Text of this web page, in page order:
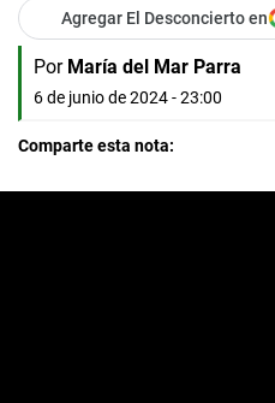
Agregar El Desconcierto en
Por María del Mar Parra
6 de junio de 2024 - 23:00
Comparte esta nota: